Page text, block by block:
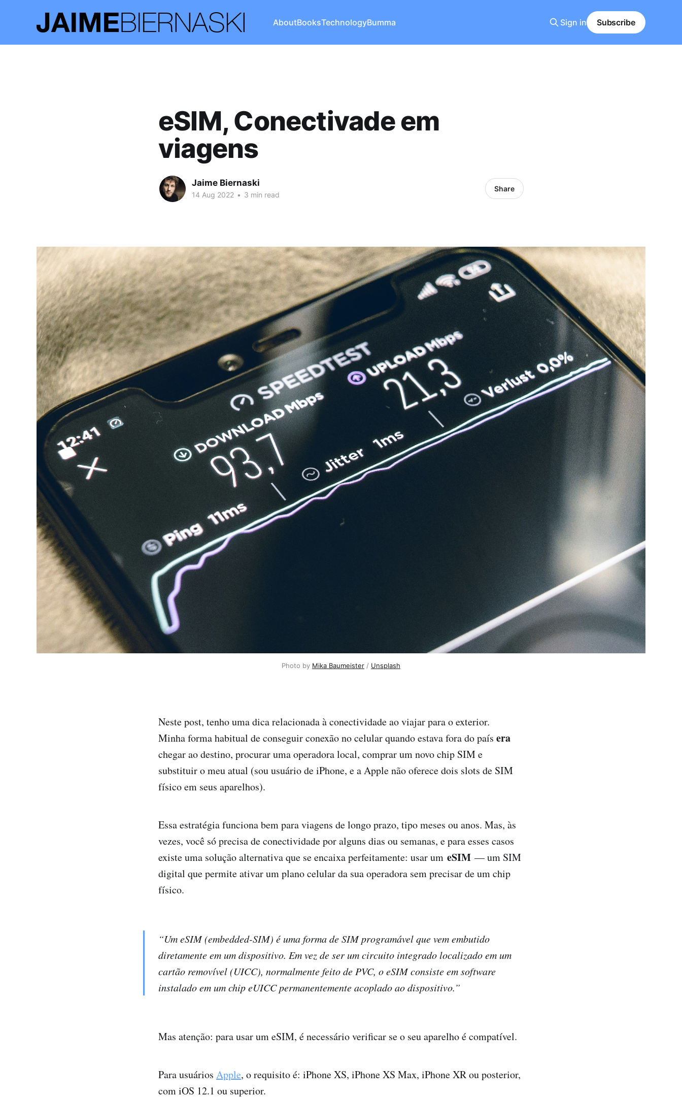
AboutBooksTechnologyBumma Sign in Subscribe
eSIM, Conectivade em
viagens
Jaime Biernaski
14 Aug 2022 • 3 min read
Share
Photo by Mika Baumeister / Unsplash
Neste post, tenho uma dica relacionada à conectividade ao viajar para o exterior.
Minha forma habitual de conseguir conexão no celular quando estava fora do país era
chegar ao destino, procurar uma operadora local, comprar um novo chip SIM e
substituir o meu atual (sou usuário de iPhone, e a Apple não oferece dois slots de SIM
físico em seus aparelhos).
Essa estratégia funciona bem para viagens de longo prazo, tipo meses ou anos. Mas, às
vezes, você só precisa de conectividade por alguns dias ou semanas, e para esses casos
existe uma solução alternativa que se encaixa perfeitamente: usar um eSIM — um SIM
digital que permite ativar um plano celular da sua operadora sem precisar de um chip
físico.
“Um eSIM (embedded-SIM) é uma forma de SIM programável que vem embutido
diretamente em um dispositivo. Em vez de ser um circuito integrado localizado em um
cartão removível (UICC), normalmente feito de PVC, o eSIM consiste em software
instalado em um chip eUICC permanentemente acoplado ao dispositivo.”
Mas atenção: para usar um eSIM, é necessário verificar se o seu aparelho é compatível.
Para usuários Apple, o requisito é: iPhone XS, iPhone XS Max, iPhone XR ou posterior,
com iOS 12.1 ou superior.